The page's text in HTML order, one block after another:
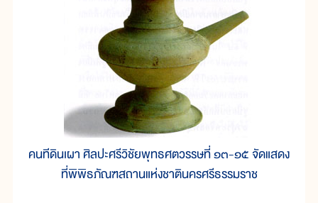
คนทีดินเผา ศิลปะศรีวิชัยพุทธศตวรรษที่ ๑๓-๑๕ จัดแสดง
ที่พิพิธภัณฑสถานแห่งชาตินครศรีธรรมราช